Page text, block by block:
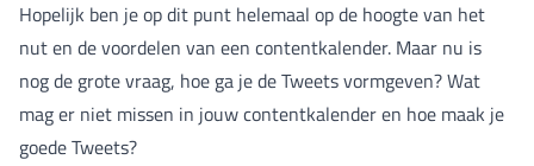
Hopelijk ben je op dit punt helemaal op de hoogte van het
nut en de voordelen van een contentkalender. Maar nu is
nog de grote vraag, hoe ga je de Tweets vormgeven? Wat
mag er niet missen in jouw contentkalender en hoe maak je
goede Tweets?